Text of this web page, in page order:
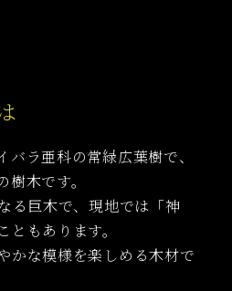
バラ亜科の常緑広葉樹で、
木です。
る巨木で、現地では「神
ともあります。
かな模様を楽しめる木材で